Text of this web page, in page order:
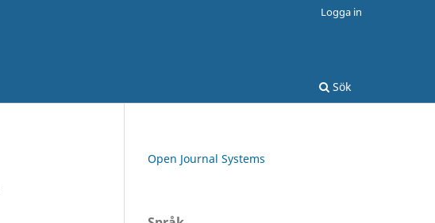
Sök
Logga in
Open Journal Systems